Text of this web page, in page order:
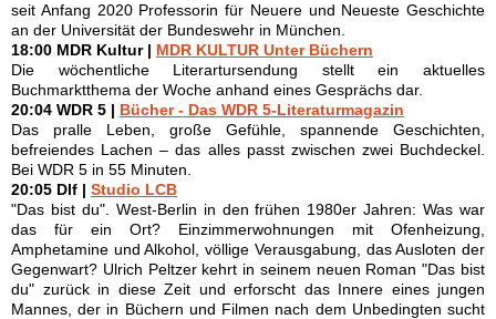
seit Anfang 2020 Professorin für Neuere und Neueste Geschichte
an der Universität der Bundeswehr in München.
18:00 MDR Kultur | MDR KULTUR Unter Büchern
Die wöchentliche Literartursendung stellt ein aktuelles
Buchmarktthema der Woche anhand eines Gesprächs dar.
20:04 WDR 5 | Bücher - Das WDR 5-Literaturmagazin
Das pralle Leben, große Gefühle, spannende Geschichten,
befreiendes Lachen – das alles passt zwischen zwei Buchdeckel.
Bei WDR 5 in 55 Minuten.
20:05 Dlf | Studio LCB
"Das bist du". West-Berlin in den frühen 1980er Jahren: Was war
das für ein Ort? Einzimmerwohnungen mit Ofenheizung,
Amphetamine und Alkohol, völlige Verausgabung, das Ausloten der
Gegenwart? Ulrich Peltzer kehrt in seinem neuen Roman "Das bist
du" zurück in diese Zeit und erforscht das Innere eines jungen
Mannes, der in Büchern und Filmen nach dem Unbedingten sucht